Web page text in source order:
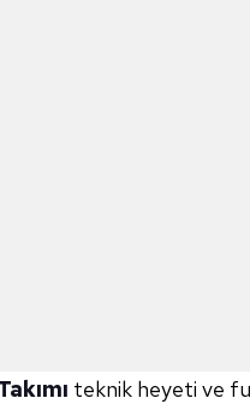
teknik heyeti ve